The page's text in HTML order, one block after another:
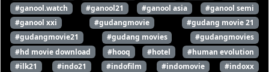
#ganool.watch
#ganool21 #ganool asia
#ganool semi
#ganool xxi
#gudangmovie
#gudang movie 21
#gudangmovie21
#gudang movies
#gudangmovies
#hd movie download
#hooq #hotel
#human evolution
#ilk21
#indo21 #indofilm #indomovie
#indoxx